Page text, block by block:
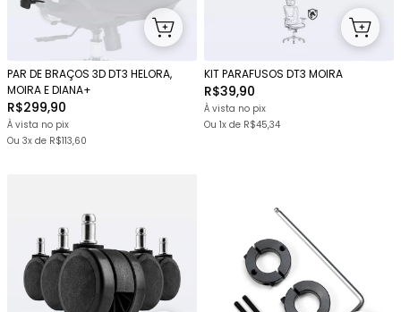
PAR DE BRAÇOS 3D DT3 HELORA,
MOIRA E DIANA+
R$299,90
À vista no pix
Ou 3x de R$113,60
KIT PARAFUSOS DT3 MOIRA
R$39,90
À vista no pix
Ou 1x de R$45,34